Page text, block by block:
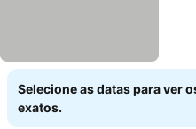
Selecione as datas para ver
exatos.